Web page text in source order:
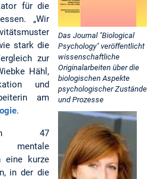
Das Journal "Biological
Psychology" veröffentlicht
wissenschaftliche
Originalarbeiten über die
biologischen Aspekte
psychologischer Zustände
und Prozesse
für die
„Wir
stark die
zur
Hähl,
und
am
.
47
mentale
eine kurze
in der die